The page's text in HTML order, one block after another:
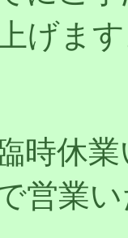
げま
時休
営業